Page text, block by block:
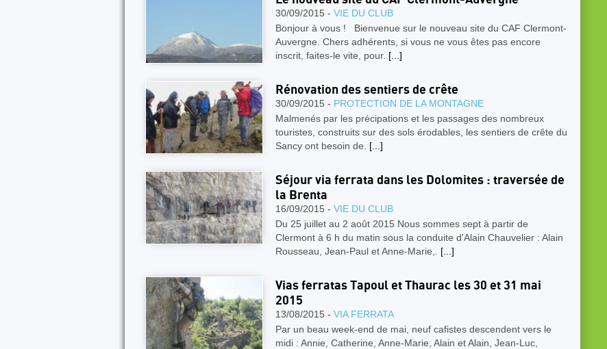
30/09/2015 - VIE DU CLUB
Bonjour à vous ! Bienvenue sur le nouveau site du CAF Clermont-
Auvergne. Chers adhérents, si vous ne vous êtes pas encore
inscrit, faites-le vite, pour. [...]
Rénovation des sentiers de crête
30/09/2015 - PROTECTION DE LA MONTAGNE
Malmenés par les précipations et les passages des nombreux
touristes, construits sur des sols érodables, les sentiers de crête du
Sancy ont besoin de. [...]
Séjour via ferrata dans les Dolomites : traversée de
la Brenta
16/09/2015 - VIE DU CLUB
Du 25 juillet au 2 août 2015 Nous sommes sept à partir de
Clermont à 6 h du matin sous la conduite d'Alain Chauvelier : Alain
Rousseau, Jean-Paul et Anne-Marie,. [...]
Vias ferratas Tapoul et Thaurac les 30 et 31 mai
2015
13/08/2015 - VIA FERRATA
Par un beau week-end de mai, neuf cafistes descendent vers le
midi : Annie, Catherine, Anne-Marie, Alain et Alain, Jean-Luc,